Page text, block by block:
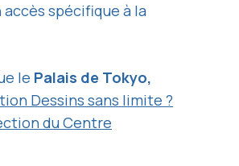
spécifique à la
le Palais de Tokyo,
Dessins sans limite ?
du Centre